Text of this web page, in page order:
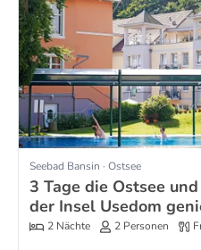
Seebad Bansin · Ostsee
3 Tage die Ostsee
der Insel Usedom
2 Nächte 2 Personen